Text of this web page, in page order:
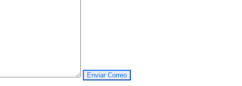
Enviar Correo